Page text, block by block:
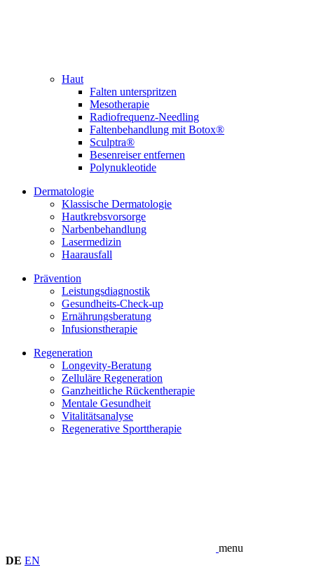
Haut
Falten unterspritzen
Mesotherapie
Radiofrequenz-Needling
Faltenbehandlung mit Botox®
Sculptra®
Besenreiser entfernen
Polynukleotide
Dermatologie
Klassische Derma­tologie
Hautkrebsvorsorge
Narben­behandlung
Laser­medizin
Haarausfall
Prävention
Leistungsdiagnostik
Gesundheits-Check-up
Ernährungsberatung
Infusionstherapie
Regeneration
Longevity-Beratung
Zelluläre Regeneration
Ganzheitliche Rückentherapie
Mentale Gesundheit
Vitalitäts­analyse
Regenerative Sport­therapie
menu
DE EN